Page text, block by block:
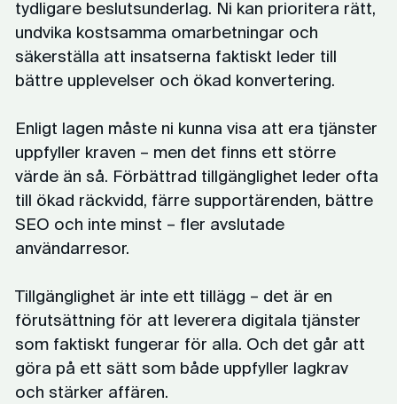
tydligare beslutsunderlag. Ni kan prioritera rätt,
undvika kostsamma omarbetningar och
säkerställa att insatserna faktiskt leder till
bättre upplevelser och ökad konvertering.
Enligt lagen måste ni kunna visa att era tjänster
uppfyller kraven – men det finns ett större
värde än så. Förbättrad tillgänglighet leder ofta
till ökad räckvidd, färre supportärenden, bättre
SEO och inte minst – fler avslutade
användarresor.
Tillgänglighet är inte ett tillägg – det är en
förutsättning för att leverera digitala tjänster
som faktiskt fungerar för alla. Och det går att
göra på ett sätt som både uppfyller lagkrav
och stärker affären.